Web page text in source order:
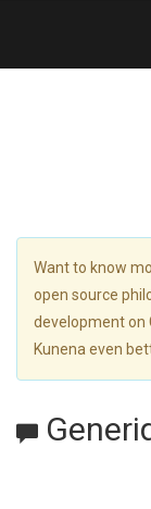
Want to know
open source
development on
Kunena even